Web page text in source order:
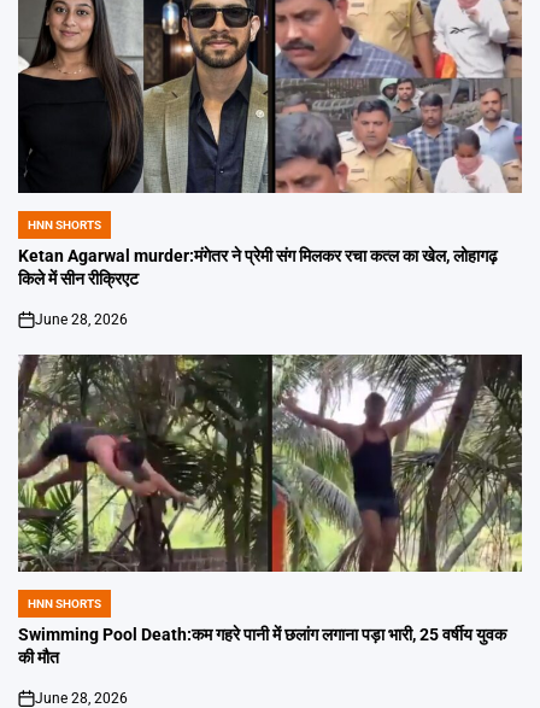
POSTED
IN
HNN SHORTS
Ketan Agarwal murder:मंगेतर ने प्रेमी संग मिलकर रचा कत्ल का खेल, लोहागढ़
किले में सीन रीक्रिएट
on
June 28, 2026
POSTED
IN
HNN SHORTS
Swimming Pool Death:कम गहरे पानी में छलांग लगाना पड़ा भारी, 25 वर्षीय युवक
की मौत
June 28, 2026